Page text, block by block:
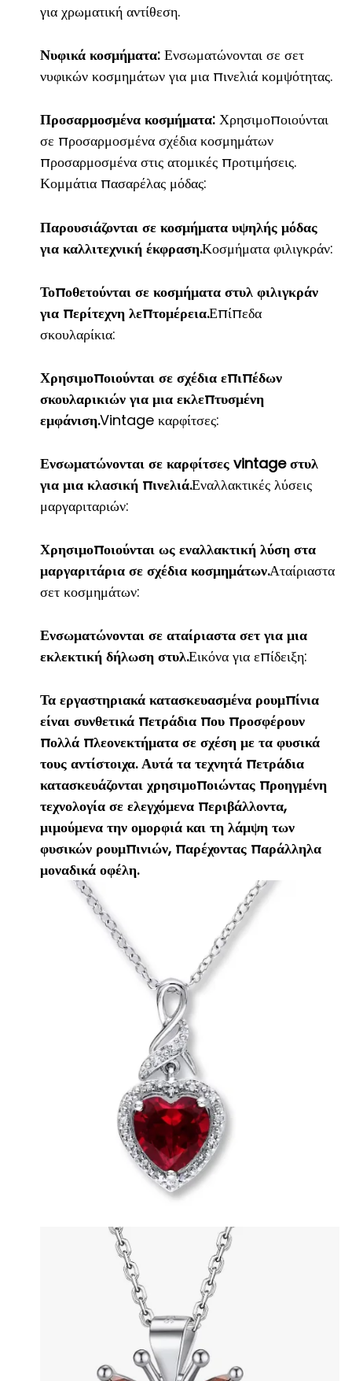
για χρωματική αντίθεση.
Νυφικά κοσμήματα:Ενσωματώνονται σε σετ
νυφικών κοσμημάτων για μια πινελιά κομψότητας.
Προσαρμοσμένα κοσμήματα:Χρησιμοποιούνται
σε προσαρμοσμένα σχέδια κοσμημάτων
προσαρμοσμένα στις ατομικές προτιμήσεις.
Κομμάτια πασαρέλας μόδας:
Παρουσιάζονται σε κοσμήματα υψηλής μόδας
για καλλιτεχνική έκφραση.Κοσμήματα φιλιγκράν:
Τοποθετούνται σε κοσμήματα στυλ φιλιγκράν
για περίτεχνη λεπτομέρεια.Επίπεδα
σκουλαρίκια:
Χρησιμοποιούνται σε σχέδια επιπέδων
σκουλαρικιών για μια εκλεπτυσμένη
εμφάνιση.Vintage καρφίτσες:
Ενσωματώνονται σε καρφίτσες vintage στυλ
για μια κλασική πινελιά.Εναλλακτικές λύσεις
μαργαριταριών:
Χρησιμοποιούνται ως εναλλακτική λύση στα
μαργαριτάρια σε σχέδια κοσμημάτων.Αταίριαστα
σετ κοσμημάτων:
Ενσωματώνονται σε αταίριαστα σετ για μια
εκλεκτική δήλωση στυλ.Εικόνα για επίδειξη:
Τα εργαστηριακά κατασκευασμένα ρουμπίνια
είναι συνθετικά πετράδια που προσφέρουν
πολλά πλεονεκτήματα σε σχέση με τα φυσικά
τους αντίστοιχα. Αυτά τα τεχνητά πετράδια
κατασκευάζονται χρησιμοποιώντας προηγμένη
τεχνολογία σε ελεγχόμενα περιβάλλοντα,
μιμούμενα την ομορφιά και τη λάμψη των
φυσικών ρουμπινιών, παρέχοντας παράλληλα
μοναδικά οφέλη.